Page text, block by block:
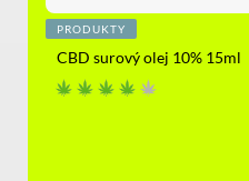
PRODUKTY
CBD surový olej 10% 15ml